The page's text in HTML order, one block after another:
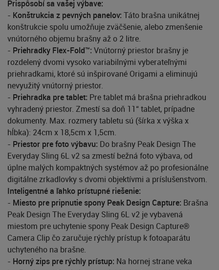
Prispôsobí sa vašej výbave:
- Konštrukcia z pevných panelov: Táto brašna unikátnej
konštrukcie spolu umožňuje zväčšenie, alebo zmenšenie
vnútorného objemu brašny až o 2 litre.
- Priehradky Flex-Fold™: Vnútorný priestor brašny je
rozdelený dvomi vysoko variabilnými vyberateľnými
priehradkami, ktoré sú inšpirované Origami a eliminujú
nevyužitý vnútorný priestor.
- Priehradka pre tablet: Pre tablet má brašna priehradkou
vyhradený priestor. Zmestí sa doň 11“ tablet, prípadne
dokumenty. Max. rozmery tabletu sú (šírka x výška x
hĺbka): 24cm x 18,5cm x 1,5cm.
- Priestor pre foto výbavu: Do brašny Peak Design The
Everyday Sling 6L v2 sa zmestí bežná foto výbava, od
úplne malých kompaktných systémov až po profesionálne
digitálne zrkadlovky s dvomi objektívmi a príslušenstvom.
Inteligentné a ľahko prístupné riešenie:
- Miesto pre pripnutie spony Peak Design Capture: Brašna
Peak Design The Everyday Sling 6L v2 je vybavená
miestom pre uchytenie spony Peak Design Capture®
Camera Clip čo zaručuje rýchly prístup k fotoaparátu
uchyteného na brašne.
- Horný zips pre rýchly prístup: Na hornej strane veka